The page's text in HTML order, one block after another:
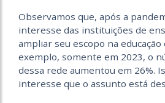
Observamos que, após a
interesse das instituições de
ampliar seu escopo na
exemplo, somente em 2023, o
dessa rede aumentou em 26%.
interesse que o assunto está